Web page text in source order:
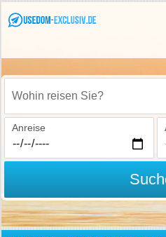
Wohin reisen Sie?
Anreise